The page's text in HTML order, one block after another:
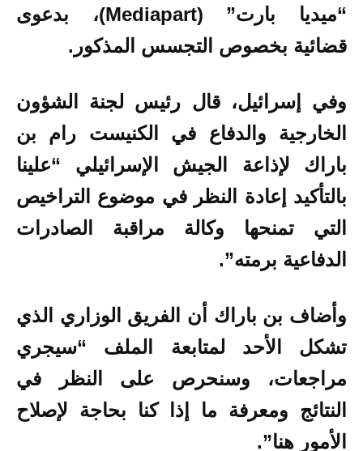
“ميديا بارت” (Mediapart)، بدعوى
قضائية بخصوص التجسس المذكور.
وفي إسرائيل، قال رئيس لجنة الشؤون
الخارجية والدفاع في الكنيست رام بن
باراك لإذاعة الجيش الإسرائيلي “علينا
بالتأكيد إعادة النظر في موضوع التراخيص
التي تمنحها وكالة مراقبة الصادرات
الدفاعية برمته”.
وأضاف بن باراك أن الفريق الوزاري الذي
تشكل الأحد لمتابعة الملف “سيجري
مراجعات، وسنحرص على النظر في
النتائج ومعرفة ما إذا كنا بحاجة لإصلاح
الأمور هنا”.